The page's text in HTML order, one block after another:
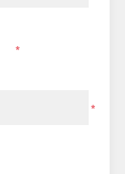
*
*